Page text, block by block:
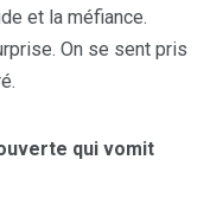
et la méfiance.
On se sent pris
qui vomit